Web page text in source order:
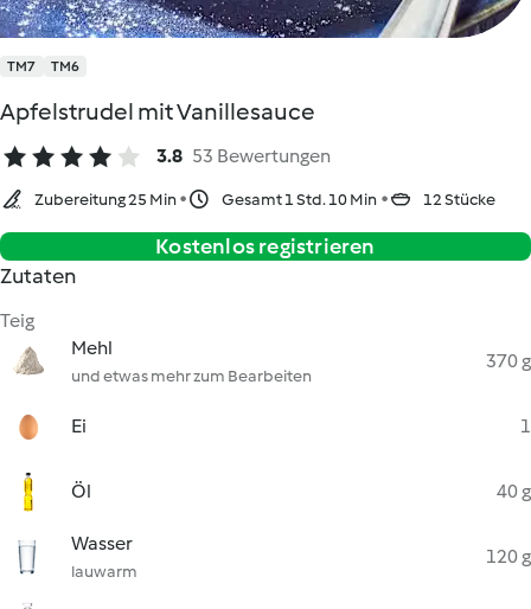
TM7 TM6
Apfelstrudel mit Vanillesauce
3.8 53 Bewertungen
Zubereitung 25 Min Gesamt 1 Std. 10 Min 12 Stücke
Kostenlos registrieren
Zutaten
Teig
Mehl
und etwas mehr zum Bearbeiten
370 g
Ei 1
Öl 40 g
Wasser
lauwarm
120 g